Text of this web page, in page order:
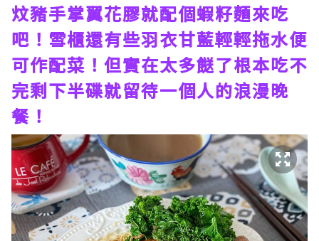
炆豬手掌翼花膠就配個蝦籽麵來吃
吧！雪櫃還有些羽衣甘藍輕輕拖水便
可作配菜！但實在太多餸了根本吃不
完剩下半碟就留待一個人的浪漫晚
餐！